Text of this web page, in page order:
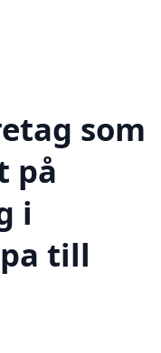
som
på
i
till